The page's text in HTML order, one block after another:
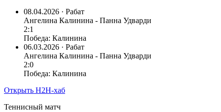
08.04.2026 · Рабат
Ангелина Калинина - Панна Удварди
2:1
Победа: Калинина
06.03.2026 · Рабат
Ангелина Калинина - Панна Удварди
2:0
Победа: Калинина
Открыть H2H-хаб
Теннисный матч